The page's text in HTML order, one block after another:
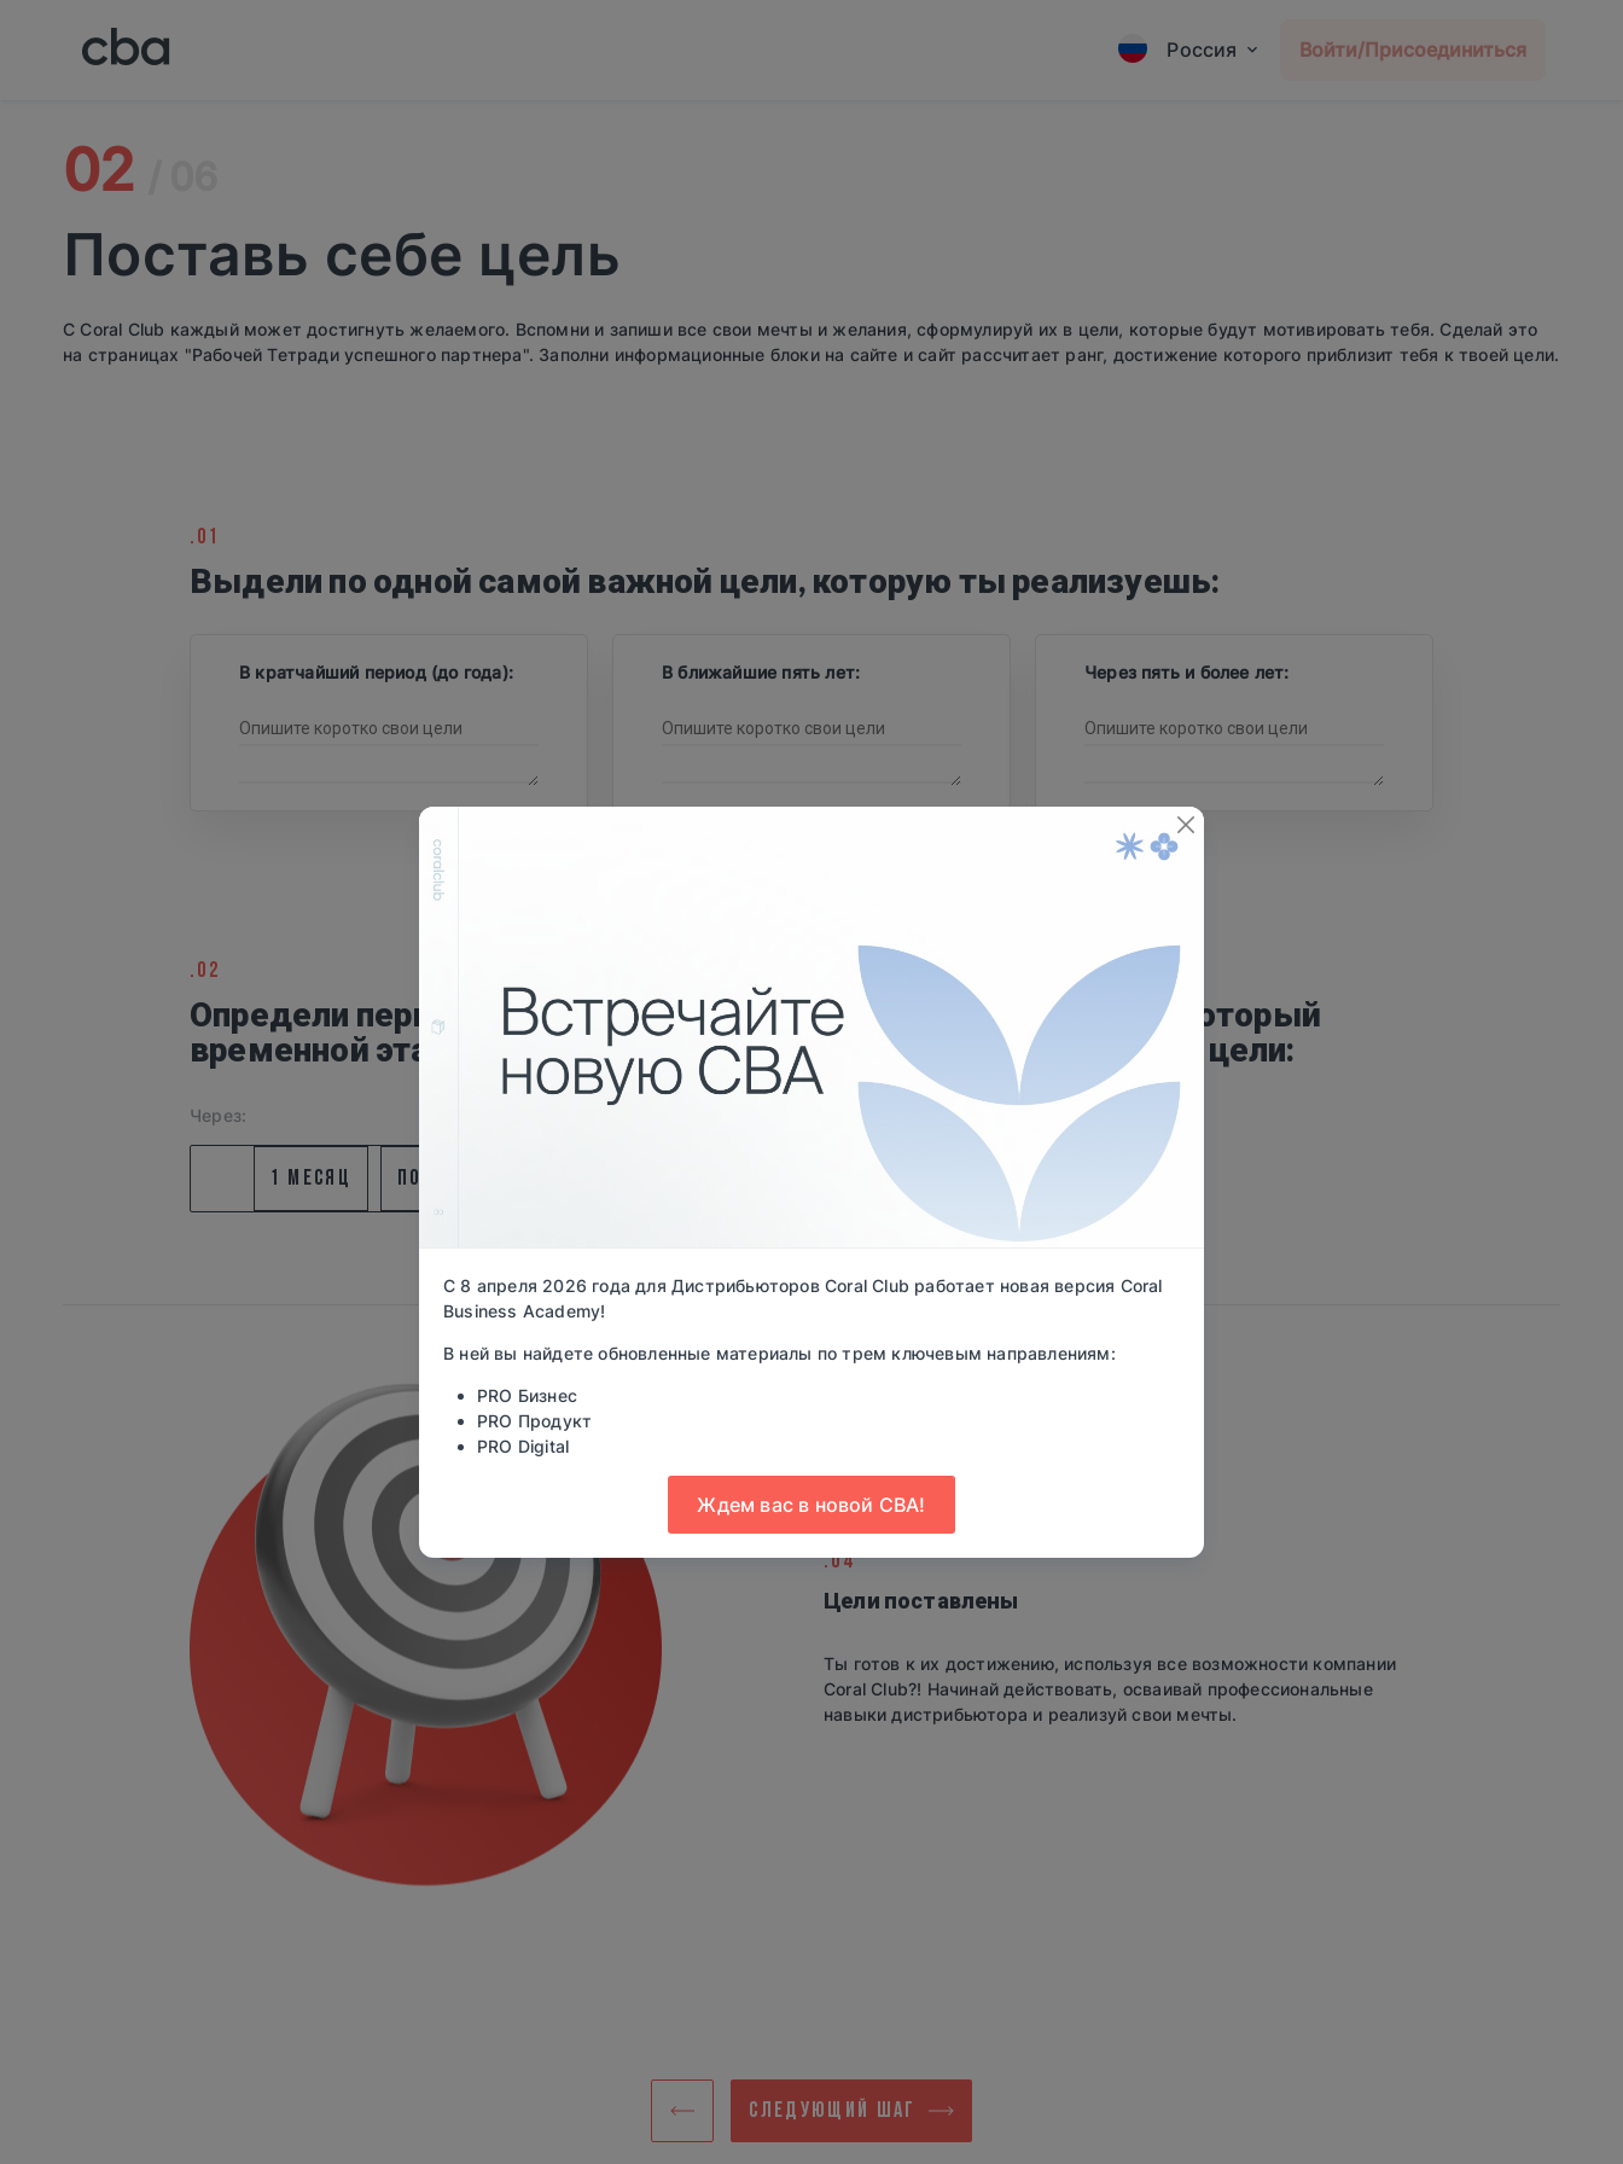
Россия Войти/Присоединиться
02
Поставь себе цель
С Coral Club каждый может достигнуть желаемого. Вспомни и запиши все свои мечты и желания, сформулируй их в цели, которые будут мотивировать тебя. Сделай это
на страницах "Рабочей Тетради успешного партнера". Заполни информационные блоки на сайте и сайт рассчитает ранг, достижение которого приблизит тебя к твоей цели.
.01
Выдели по одной самой важной цели, которую ты реализуешь:
В кратчайший период (до года): В ближайшие пять лет: Через пять и более лет:
.02
Определи первый
временной этап:
Через:
1 МЕСЯЦ ПОЛГОДА
и размер дохода (в $), который
тебя приблизит к твоей цели:
Желаемый доход:
.04
Цели поставлены
Ты готов к их достижению, используя все возможности компании
Coral Club?! Начинай действовать, осваивай профессиональные
навыки дистрибьютора и реализуй свои мечты.
СЛЕДУЮЩИЙ ШАГ
С 8 апреля 2026 года для Дистрибьюторов Coral Club работает новая версия Coral
Business Academy!
В ней вы найдете обновленные материалы по трем ключевым направлениям:
PRO Бизнес
PRO Продукт
PRO Digital
Ждем вас в новой CBA!